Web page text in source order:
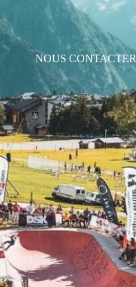
NOUS CONTACTER